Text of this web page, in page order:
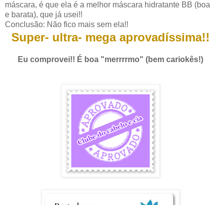
máscara, é que ela é a melhor máscara hidratante BB (boa
e barata), que já usei!!
Conclusão: Não fico mais sem ela!!
Super- ultra- mega aprovadíssima!!
Eu comprovei!! É boa "merrrrmo" (bem cariokês!)